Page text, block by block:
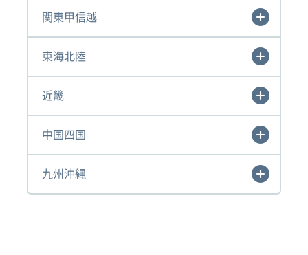
関東甲信越
東海北陸
近畿
中国四国
九州沖縄